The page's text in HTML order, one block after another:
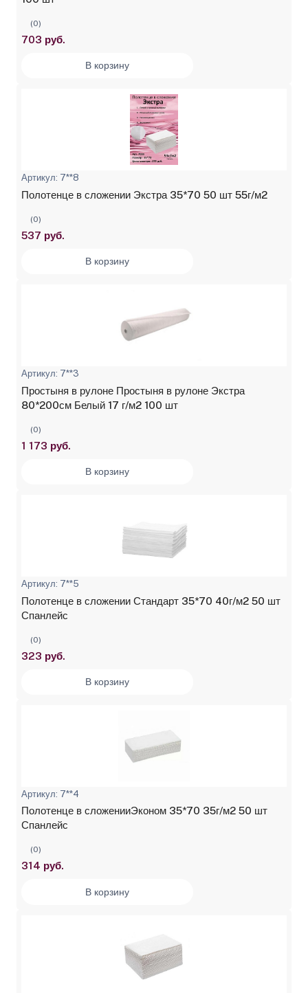
(0)
703 руб.
В корзину
Артикул: 7**8
Полотенце в сложении Экстра 35*70 50 шт 55г/м2
(0)
537 руб.
В корзину
Артикул: 7**3
Простыня в рулоне Простыня в рулоне Экстра
80*200см Белый 17 г/м2 100 шт
(0)
1 173 руб.
В корзину
Артикул: 7**5
Полотенце в сложении Стандарт 35*70 40г/м2 50 шт
Спанлейс
(0)
323 руб.
В корзину
Артикул: 7**4
Полотенце в сложенииЭконом 35*70 35г/м2 50 шт
Спанлейс
(0)
314 руб.
В корзину